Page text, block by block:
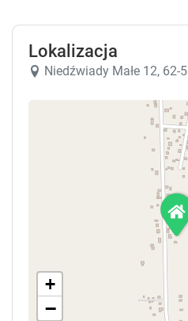
Lokalizacja
Niedźwiady Małe 12, 62-
+
−